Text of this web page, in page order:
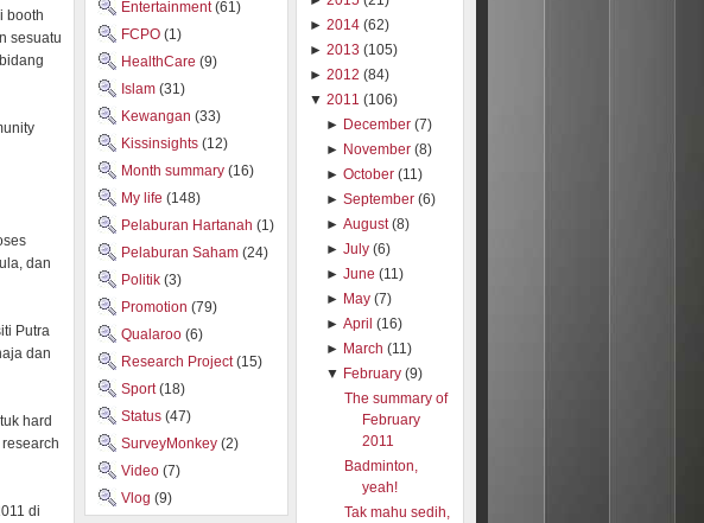
booth
sesuatu
dan
Putra
dan
hard
di
Entertainment(61)
FCPO (1)
HealthCare (9)
Islam (31)
Kewangan (33)
Kissinsights (12)
Month summary (16)
My life (148)
Pelaburan Hartanah (1)
Pelaburan Saham (24)
Politik (3)
Promotion (79)
Qualaroo (6)
Research Project(15)
Sport(18)
Status (47)
SurveyMonkey (2)
Video (7)
Vlog (9)
► 2014 (62)
► 2013 (105)
► 2012 (84)
▼ 2011 (106)
► December (7)
► November (8)
►October (11)
►September (6)
►August (8)
►July (6)
►June (11)
► May (7)
►April (16)
► March (11)
▼ February (9)
The summary of
February
2011
Badminton,
yeah!
Tak mahu sedih,